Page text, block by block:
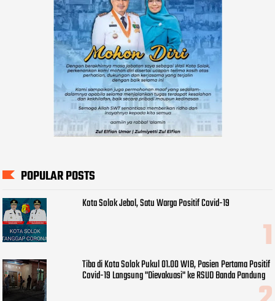
POPULAR POSTS
Kota Solok Jebol, Satu Warga Positif Covid-19
Tiba di Kota Solok Pukul 01.00 WIB, Pasien Pertama Positif
Covid-19 Langsung "Dievakuasi" ke RSUD Banda Pandung